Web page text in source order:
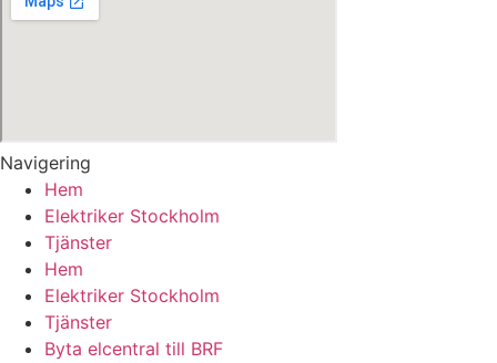
Navigering
Hem
Elektriker Stockholm
Tjänster
Hem
Elektriker Stockholm
Tjänster
Byta elcentral till BRF